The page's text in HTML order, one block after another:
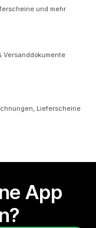
und mehr
Versanddokumente
Lieferscheine
App